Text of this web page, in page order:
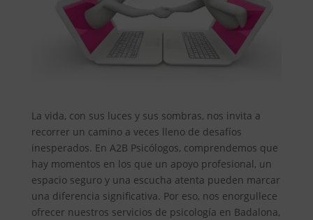
La vida, con sus luces y sus sombras, nos invita a
recorrer un camino a veces lleno de desafíos
inesperados. En A2B Psicólogos, comprendemos que
hay momentos en los que un apoyo profesional, un
espacio seguro y una escucha atenta pueden marcar
una diferencia significativa. Por eso, nos enorgullece
ofrecer nuestros servicios de psicología en Badalona,